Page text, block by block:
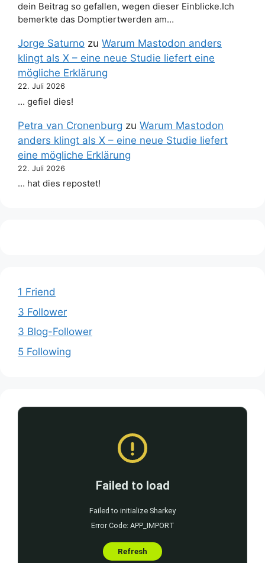
dein Beitrag so gefallen, wegen dieser Einblicke.Ich
bemerkte das Domptiertwerden am…
Jorge Saturno zu Warum Mastodon anders
klingt als X – eine neue Studie liefert eine
mögliche Erklärung
22. Juli 2026
… gefiel dies!
Petra van Cronenburg zu Warum Mastodon
anders klingt als X – eine neue Studie liefert
eine mögliche Erklärung
22. Juli 2026
… hat dies repostet!
1 Friend
3 Follower
3 Blog-Follower
5 Following